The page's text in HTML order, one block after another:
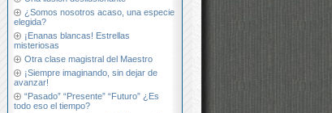
¿Somos nosotros acaso, una especie
elegida?
¡Enanas blancas! Estrellas
misteriosas
Otra clase magistral del Maestro
¡Siempre imaginando, sin dejar de
avanzar!
“Pasado” “Presente” “Futuro” ¿Es
todo eso el tiempo?